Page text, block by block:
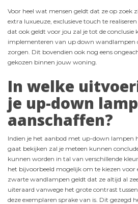
Voor heel wat mensen geldt dat ze op zoek
extra luxueuze, exclusieve touch te
dat ook geldt voor jou zal je tot de conclusie
implementeren van up down wandlampen
zorgen. Dit bovendien ook nog eens
gekozen binnen jouw woning.
In welke
je up-down
aanschaffen?
Indien je het aanbod met up-down lampen
gaat bekijken zal je meteen kunnen
kunnen worden in tal van verschillende
het bijvoorbeeld mogelijk om te kiezen voor
zwarte wandlampen geldt dat ze altijd al
uiteraard vanwege het grote contrast
deze exemplaren sprake van is. Dit gezegd